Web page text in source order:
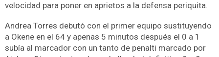
velocidad para poner en aprietos a la defensa periquita.
Andrea Torres debutó con el primer equipo sustituyendo
a Okene en el 64 y apenas 5 minutos después el 0 a 1
subía al marcador con un tanto de penalti marcado por